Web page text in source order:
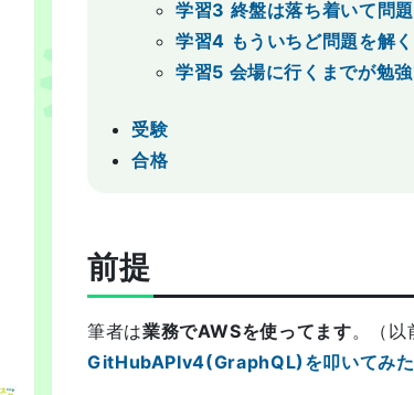
学習3 終盤は落ち着いて問
学習4 もういちど問題を解く
学習5 会場に行くまでが勉
受験
合格
前提
筆者は業務でAWSを使ってます。（以
GitHubAPIv4(GraphQL)を叩いてみた